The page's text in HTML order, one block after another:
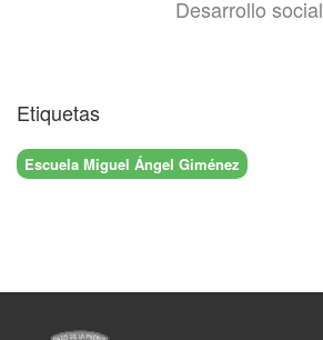
Desarrollo social
Etiquetas
Escuela Miguel Ángel Giménez